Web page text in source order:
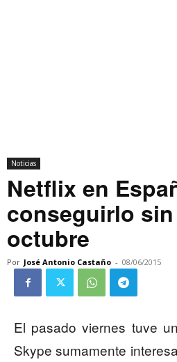
Noticias
Netflix en
conseguirlo
octubre
Por José Antonio Castaño - 08/06/2015
El pasado viernes tuve
Skype sumamente